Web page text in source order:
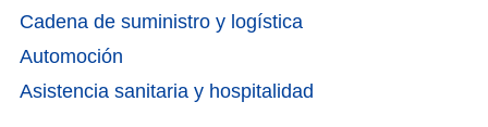
Cadena de suministro y logística
Automoción
Asistencia sanitaria y hospitalidad